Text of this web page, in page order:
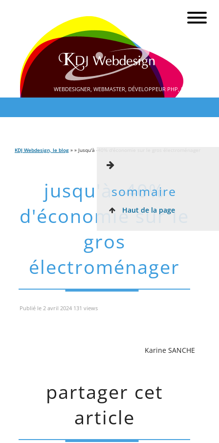
WEBDESIGNER, WEBMASTER, DÉVELOPPEUR PHP, SEO
KDJ Webdesign, le blog » » Jusqu'à -40% d'économie sur le gros électroménager
jusqu'à -40%
d'économie sur le
gros
électroménager
sommaire
Haut de la page
Publié le 2 avril 2024 131 views
Karine SANCHE
partager cet
article